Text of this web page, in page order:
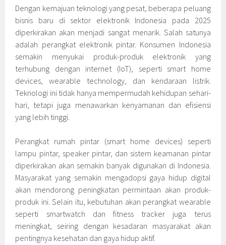
Dengan kemajuan teknologi yang pesat, beberapa peluang
bisnis baru di sektor elektronik Indonesia pada 2025
diperkirakan akan menjadi sangat menarik. Salah satunya
adalah perangkat elektronik pintar. Konsumen Indonesia
semakin menyukai produk-produk elektronik yang
terhubung dengan internet (IoT), seperti smart home
devices, wearable technology, dan kendaraan listrik.
Teknologi ini tidak hanya mempermudah kehidupan sehari-
hari, tetapi juga menawarkan kenyamanan dan efisiensi
yang lebih tinggi.
Perangkat rumah pintar (smart home devices) seperti
lampu pintar, speaker pintar, dan sistem keamanan pintar
diperkirakan akan semakin banyak digunakan di Indonesia.
Masyarakat yang semakin mengadopsi gaya hidup digital
akan mendorong peningkatan permintaan akan produk-
produk ini. Selain itu, kebutuhan akan perangkat wearable
seperti smartwatch dan fitness tracker juga terus
meningkat, seiring dengan kesadaran masyarakat akan
pentingnya kesehatan dan gaya hidup aktif.